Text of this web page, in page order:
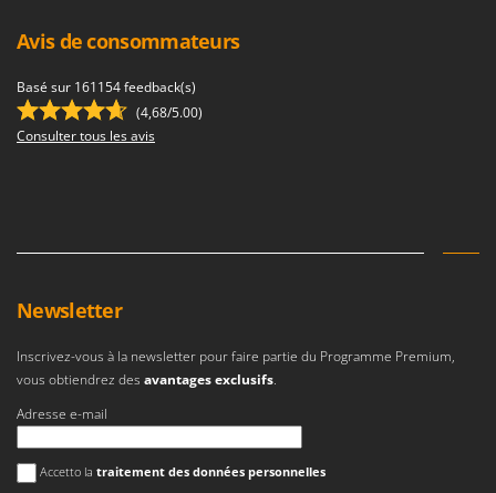
Avis de consommateurs
Basé sur 161154 feedback(s)
(4,68/5.00)
Consulter tous les avis
Newsletter
Inscrivez-vous à la newsletter pour faire partie du Programme Premium,
vous obtiendrez des avantages exclusifs.
Adresse e-mail
Une erreur est survenue
Accetto la traitement des données personnelles